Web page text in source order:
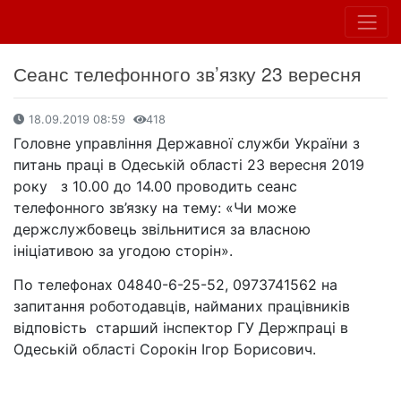
Сеанс телефонного зв’язку 23 вересня
18.09.2019 08:59 418
Головне управління Державної служби України з
питань праці в Одеській області 23 вересня 2019
року з 10.00 до 14.00 проводить сеанс
телефонного зв’язку на тему: «Чи може
держслужбовець звільнитися за власною
ініціативою за угодою сторін».
По телефонах 04840-6-25-52, 0973741562 на
запитання роботодавців, найманих працівників
відповість старший інспектор ГУ Держпраці в
Одеській області Сорокін Ігор Борисович.